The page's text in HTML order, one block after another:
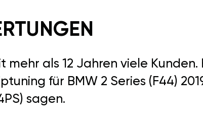
als 12 Jahren viele Kunden.
für BMW 2 Series (F44)
sagen.